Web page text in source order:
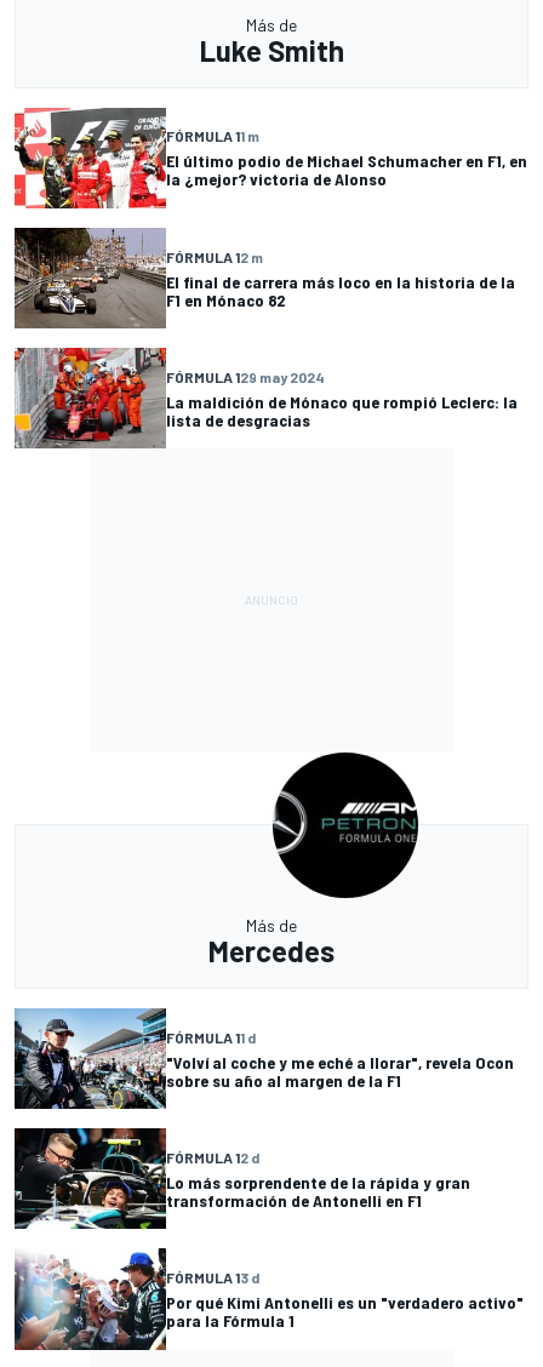
Más de
Luke Smith
FÓRMULA 11 m
El último podio de Michael Schumacher en F1, en
la ¿mejor? victoria de Alonso
FÓRMULA 12 m
El final de carrera más loco en la historia de la
F1 en Mónaco 82
FÓRMULA 129 may 2024
La maldición de Mónaco que rompió Leclerc: la
lista de desgracias
Más de
Mercedes
FÓRMULA 11 d
"Volví al coche y me eché a llorar", revela Ocon
sobre su año al margen de la F1
FÓRMULA 12 d
Lo más sorprendente de la rápida y gran
transformación de Antonelli en F1
FÓRMULA 13 d
Por qué Kimi Antonelli es un "verdadero activo"
para la Fórmula 1